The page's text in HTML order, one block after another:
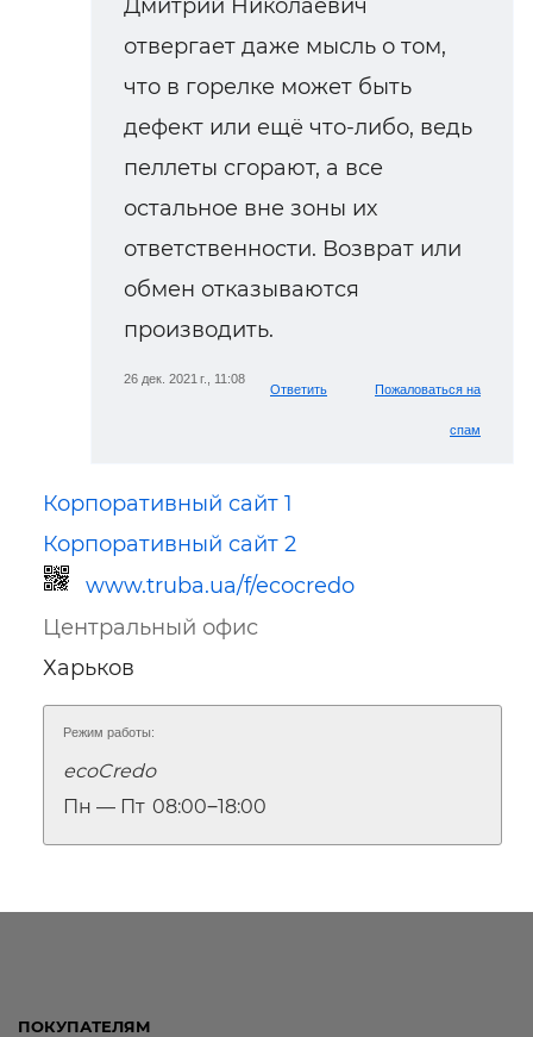
Дмитрий Николаевич
отвергает даже мысль о том,
что в горелке может быть
дефект или ещё что-либо, ведь
пеллеты сгорают, а все
остальное вне зоны их
ответственности. Возврат или
обмен отказываются
производить.
26 дек. 2021 г., 11:08
Ответить Пожаловаться на
спам
Корпоративный сайт 1
Корпоративный сайт 2
www.truba.ua/f/ecocredo
Центральный офис
Харьков
Режим работы:
ecoCredo
Пн — Пт 08:00‒18:00
ПОКУПАТЕЛЯМ